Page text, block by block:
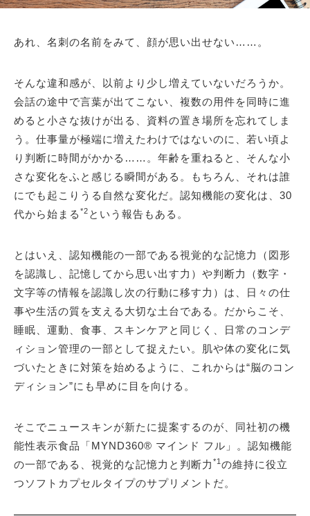
あれ、名刺の名前をみて、顔が思い出せない……。
そんな違和感が、以前より少し増えていないだろうか。
会話の途中で言葉が出てこない、複数の用件を同時に進
めると小さな抜けが出る、資料の置き場所を忘れてしま
う。仕事量が極端に増えたわけではないのに、若い頃よ
り判断に時間がかかる……。年齢を重ねると、そんな小
さな変化をふと感じる瞬間がある。もちろん、それは誰
にでも起こりうる自然な変化だ。認知機能の変化は、30
代から始まる *2 という報告もある。
とはいえ、認知機能の一部である視覚的な記憶力（図形
を認識し、記憶してから思い出す力）や判断力（数字・
文字等の情報を認識し次の行動に移す力）は、日々の仕
事や生活の質を支える大切な土台である。だからこそ、
睡眠、運動、食事、スキンケアと同じく、日常のコンデ
ィション管理の一部として捉えたい。肌や体の変化に気
づいたときに対策を始めるように、これからは“脳のコン
ディション”にも早めに目を向ける。
そこでニュースキンが新たに提案するのが、同社初の機
能性表示食品「MYND360® マインド フル」。認知機能
の一部である、視覚的な記憶力と判断力 *1 の維持に役立
つソフトカプセルタイプのサプリメントだ。